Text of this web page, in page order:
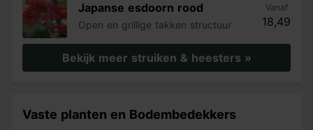
Japanse esdoorn rood
Open en grillige takken structuur
Vanaf
18,49
Bekijk meer struiken & heesters »
Vaste planten en Bodembedekkers